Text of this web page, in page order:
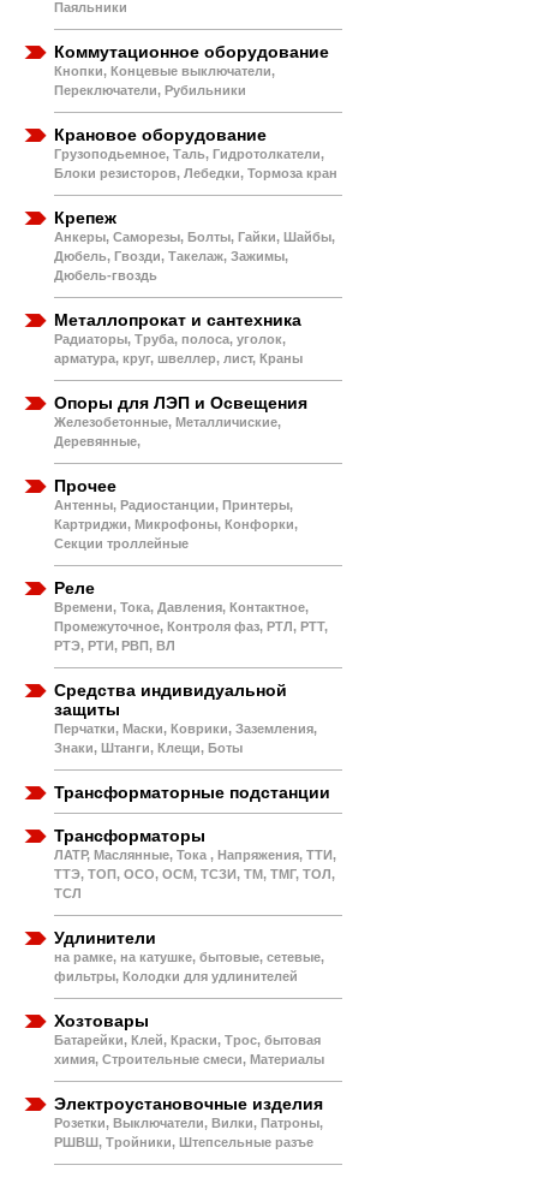
Паяльники
Коммутационное оборудование
Кнопки, Концевые выключатели,
Переключатели, Рубильники
Крановое оборудование
Грузоподьемное, Таль, Гидротолкатели,
Блоки резисторов, Лебедки, Тормоза кран
Крепеж
Анкеры, Саморезы, Болты, Гайки, Шайбы,
Дюбель, Гвозди, Такелаж, Зажимы,
Дюбель-гвоздь
Металлопрокат и сантехника
Радиаторы, Труба, полоса, уголок,
арматура, круг, швеллер, лист, Краны
Опоры для ЛЭП и Освещения
Железобетонные, Металличиские,
Деревянные,
Прочее
Антенны, Радиостанции, Принтеры,
Картриджи, Микрофоны, Конфорки,
Секции троллейные
Реле
Времени, Тока, Давления, Контактное,
Промежуточное, Контроля фаз, РТЛ, РТТ,
РТЭ, РТИ, РВП, ВЛ
Средства индивидуальной
защиты
Перчатки, Маски, Коврики, Заземления,
Знаки, Штанги, Клещи, Боты
Трансформаторные подстанции
Трансформаторы
ЛАТР, Маслянные, Тока , Напряжения, ТТИ,
ТТЭ, ТОП, ОСО, ОСМ, ТСЗИ, ТМ, ТМГ, ТОЛ,
ТСЛ
Удлинители
на рамке, на катушке, бытовые, сетевые,
фильтры, Колодки для удлинителей
Хозтовары
Батарейки, Клей, Краски, Трос, бытовая
химия, Строительные смеси, Материалы
Электроустановочные изделия
Розетки, Выключатели, Вилки, Патроны,
РШВШ, Тройники, Штепсельные разъе